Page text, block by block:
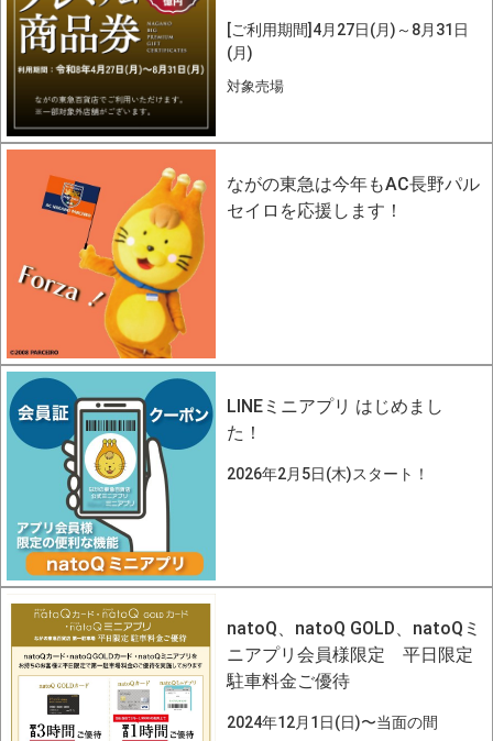
[ご利用期間]4月27日(月)～8月31日
(月)
対象売場
ながの東急は今年もAC長野パル
セイロを応援します！
LINEミニアプリ はじめまし
た！
2026年2月5日(木)スタート！
natoQ、natoQ GOLD、natoQミ
ニアプリ会員様限定 平日限定
駐車料金ご優待
2024年12月1日(日)〜当面の間